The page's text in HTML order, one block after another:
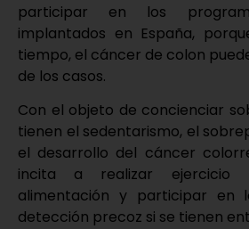
participar en los
implantados en España,
tiempo, el cáncer de colon
de los casos.
Con el objeto de concienciar
tienen el sedentarismo, el
el desarrollo del cáncer
incita a realizar ejercicio
alimentación y participar en
detección precoz si se tienen